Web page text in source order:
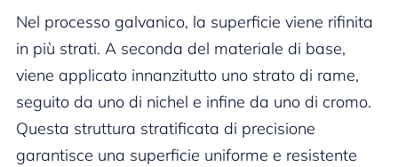
Nel processo galvanico, la superficie viene rifinita
in più strati. A seconda del materiale di base,
viene applicato innanzitutto uno strato di rame,
seguito da uno di nichel e infine da uno di cromo.
Questa struttura stratificata di precisione
garantisce una superficie uniforme e resistente